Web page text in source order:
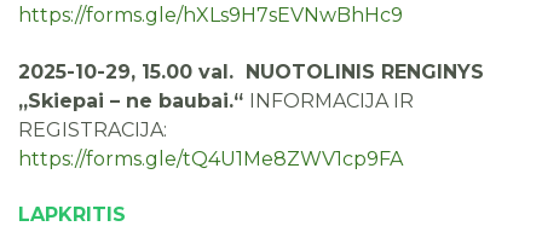
https://forms.gle/hXLs9H7sEVNwBhHc9
2025-10-29, 15.00 val. NUOTOLINIS RENGINYS
„Skiepai – ne baubai.“ INFORMACIJA IR
REGISTRACIJA:
https://forms.gle/tQ4U1Me8ZWV1cp9FA
LAPKRITIS